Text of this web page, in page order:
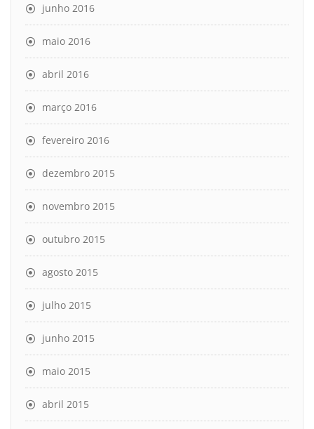
junho 2016
maio 2016
abril 2016
março 2016
fevereiro 2016
dezembro 2015
novembro 2015
outubro 2015
agosto 2015
julho 2015
junho 2015
maio 2015
abril 2015